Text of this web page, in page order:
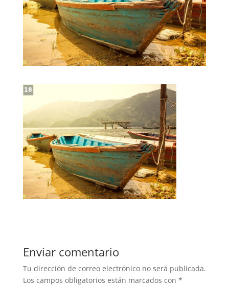
Enviar comentario
Tu dirección de correo electrónico no será publicada.
Los campos obligatorios están marcados con *